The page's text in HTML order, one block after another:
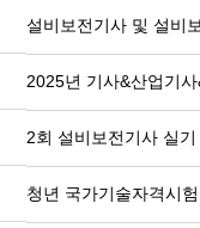
설비보전기사 및 설비
2025년 기사&산업기
2회 설비보전기사 실
청년 국가기술자격시